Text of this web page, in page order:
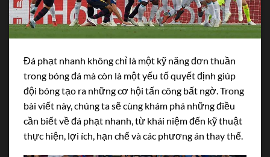
Đá phạt nhanh không chỉ là một kỹ năng đơn thuần
trong bóng đá mà còn là một yếu tố quyết định giúp
đội bóng tạo ra những cơ hội tấn công bất ngờ. Trong
bài viết này, chúng ta sẽ cùng khám phá những điều
cần biết về đá phạt nhanh, từ khái niệm đến kỹ thuật
thực hiện, lợi ích, hạn chế và các phương án thay thế.